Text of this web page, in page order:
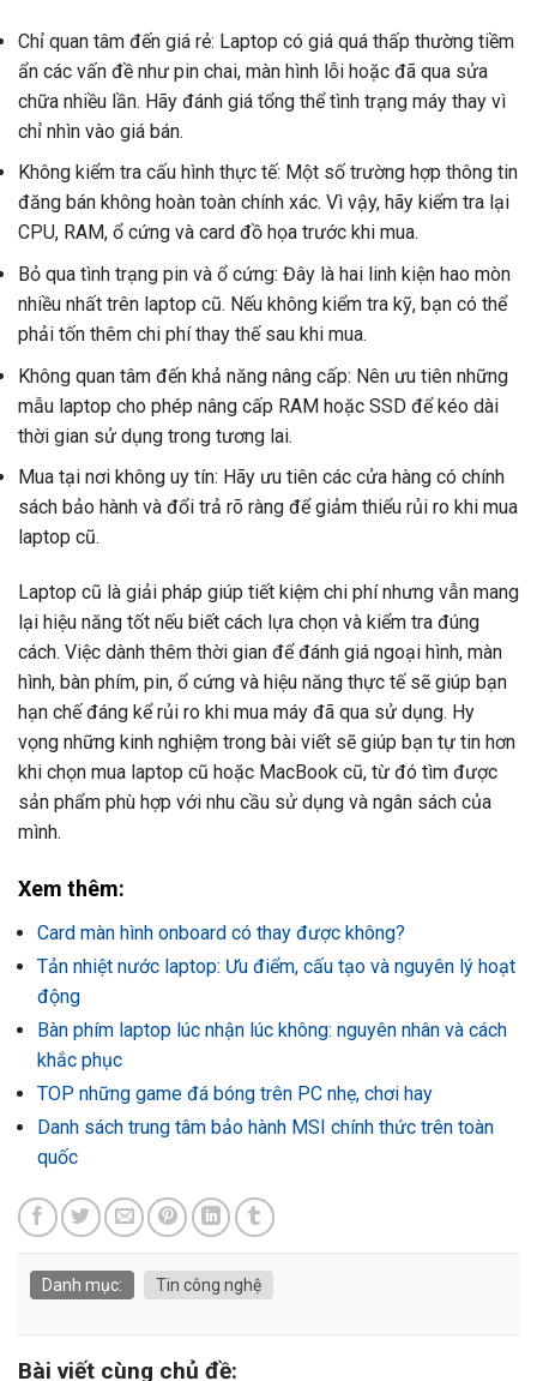
Chỉ quan tâm đến giá rẻ: Laptop có giá quá thấp thường tiềm
ẩn các vấn đề như pin chai, màn hình lỗi hoặc đã qua sửa
chữa nhiều lần. Hãy đánh giá tổng thể tình trạng máy thay vì
chỉ nhìn vào giá bán.
Không kiểm tra cấu hình thực tế: Một số trường hợp thông tin
đăng bán không hoàn toàn chính xác. Vì vậy, hãy kiểm tra lại
CPU, RAM, ổ cứng và card đồ họa trước khi mua.
Bỏ qua tình trạng pin và ổ cứng: Đây là hai linh kiện hao mòn
nhiều nhất trên laptop cũ. Nếu không kiểm tra kỹ, bạn có thể
phải tốn thêm chi phí thay thế sau khi mua.
Không quan tâm đến khả năng nâng cấp: Nên ưu tiên những
mẫu laptop cho phép nâng cấp RAM hoặc SSD để kéo dài
thời gian sử dụng trong tương lai.
Mua tại nơi không uy tín: Hãy ưu tiên các cửa hàng có chính
sách bảo hành và đổi trả rõ ràng để giảm thiểu rủi ro khi mua
laptop cũ.
Laptop cũ là giải pháp giúp tiết kiệm chi phí nhưng vẫn mang
lại hiệu năng tốt nếu biết cách lựa chọn và kiểm tra đúng
cách. Việc dành thêm thời gian để đánh giá ngoại hình, màn
hình, bàn phím, pin, ổ cứng và hiệu năng thực tế sẽ giúp bạn
hạn chế đáng kể rủi ro khi mua máy đã qua sử dụng. Hy
vọng những kinh nghiệm trong bài viết sẽ giúp bạn tự tin hơn
khi chọn mua laptop cũ hoặc MacBook cũ, từ đó tìm được
sản phẩm phù hợp với nhu cầu sử dụng và ngân sách của
mình.
Xem thêm:
Card màn hình onboard có thay được không?
Tản nhiệt nước laptop: Ưu điểm, cấu tạo và nguyên lý hoạt
động
Bàn phím laptop lúc nhận lúc không: nguyên nhân và cách
khắc phục
TOP những game đá bóng trên PC nhẹ, chơi hay
Danh sách trung tâm bảo hành MSI chính thức trên toàn
quốc
Danh mục: Tin công nghệ
Bài viết cùng chủ đề: